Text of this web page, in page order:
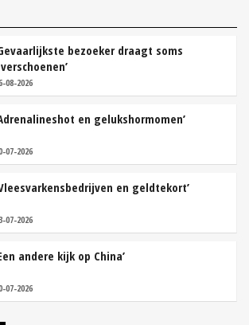
bezoeker draagt soms
08-2026
en gelukshormomen’
07-2026
en geldtekort’
07-2026
andere kijk op China’
07-2026